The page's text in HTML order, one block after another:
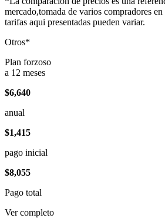
mercado,tomada de varios compradores
tarifas aqui presentadas pueden variar.
Otros*
Plan forzoso
a 12 meses
$6,640
anual
$1,415
pago inicial
$8,055
Pago total
Ver completo